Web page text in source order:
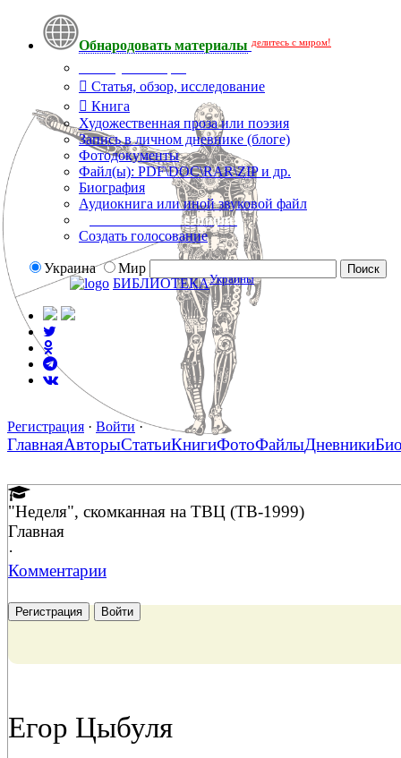
Обнародовать материалы делитесь с миром!
Статья, обзор, исследование
Книга
Художественная проза или поэзия
Запись в личном дневнике (блоге)
Фотодокументы
Файл(ы): PDF\DOC\RAR\ZIP и др.
Биография
Аудиокнига или иной звуковой файл
Дополнительные опции:
Создать голосование
Украина
Мир
БИБЛИОТЕКАУкраины
Регистрация · Войти ·
ГлавнаяАвторыСтатьиКнигиФотоФайлыДневники
"Неделя", скомканная на ТВЦ (ТВ-1999)
Главная
·
Комментарии
Регистрация Войти
Егор Цыбуля